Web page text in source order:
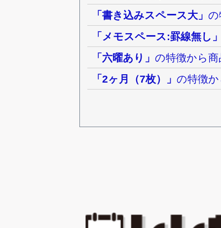
「書き込みスペース大」
「メモスペース:罫線無し
「六曜あり」の特徴から
「2ヶ月（7枚）」の特徴